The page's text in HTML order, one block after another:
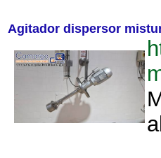
Agitador dispersor